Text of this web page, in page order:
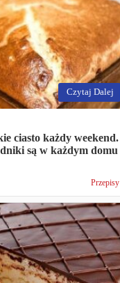
Czytaj Dalej
ciasto każdy weekend.
są w każdym domu
Przepisy